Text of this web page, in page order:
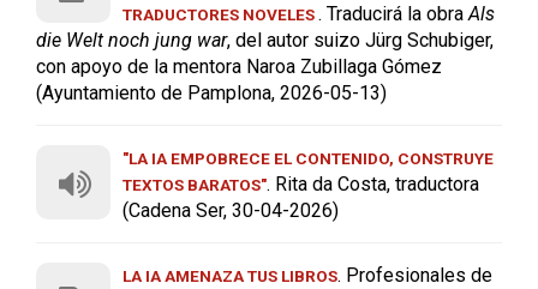
TRADUCTORES NOVELES. Traducirá la obraAls
die Welt noch jung war, del autor suizo Jürg Schubiger,
con apoyo de la mentora Naroa Zubillaga Gómez
(Ayuntamiento de Pamplona, 2026-05-13)
"LA IA EMPOBRECE EL CONTENIDO, CONSTRUYE
TEXTOS BARATOS". Rita da Costa, traductora
(Cadena Ser, 30-04-2026)
LA IA AMENAZA TUS LIBROS. Profesionales de